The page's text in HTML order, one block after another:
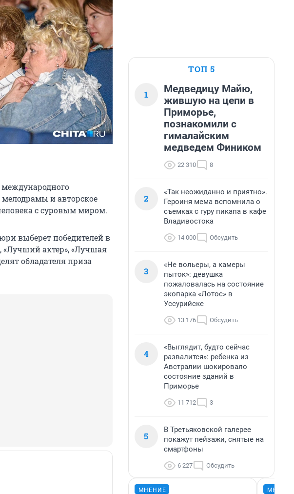
и авторское
с суровым миром.
выберет победителей в
актер», «Лучшая
обладателя приза
ТОП 5
1
Медведицу Майю,
жившую на цепи в
Приморье,
познакомили с
гималайским
медведем Фиником
22 310 8
2
«Так неожиданно и приятно».
Героиня мема вспомнила о
съемках с гуру пикапа в кафе
Владивостока
14 000 Обсудить
3
«Не вольеры, а камеры
пыток»: девушка
пожаловалась на состояние
экопарка «Лотос» в
Уссурийске
13 176 Обсудить
4
«Выглядит, будто сейчас
развалится»: ребенка из
Австралии шокировало
состояние зданий в
Приморье
11 712 3
5
В Третьяковской галерее
покажут пейзажи, снятые на
смартфоны
6 227 Обсудить
МНЕНИЕ